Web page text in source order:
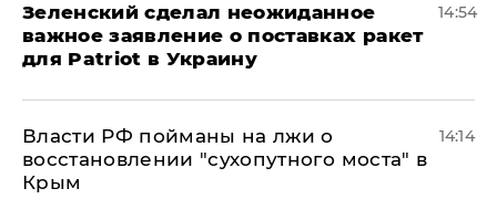
Зеленский сделал неожиданное
важное заявление о поставках ракет
для Patriot в Украину
14:54
Власти РФ пойманы на лжи о
восстановлении "сухопутного моста" в
Крым
14:14